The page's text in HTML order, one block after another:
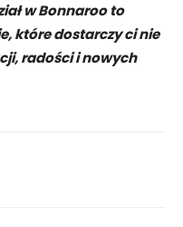
w Bonnaroo to
które dostarczy ci nie
radości i nowych